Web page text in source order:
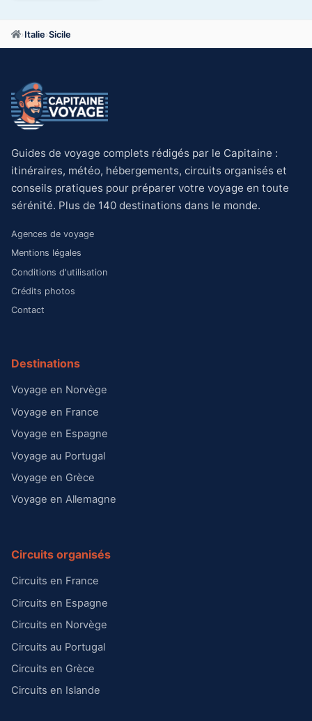
› Italie›Sicile
Guides de voyage complets rédigés par le Capitaine :
itinéraires, météo, hébergements, circuits organisés et
conseils pratiques pour préparer votre voyage en toute
sérénité. Plus de 140 destinations dans le monde.
Agences de voyage
Mentions légales
Conditions d'utilisation
Crédits photos
Contact
Destinations
Voyage en Norvège
Voyage en France
Voyage en Espagne
Voyage au Portugal
Voyage en Grèce
Voyage en Allemagne
Circuits organisés
Circuits en France
Circuits en Espagne
Circuits en Norvège
Circuits au Portugal
Circuits en Grèce
Circuits en Islande